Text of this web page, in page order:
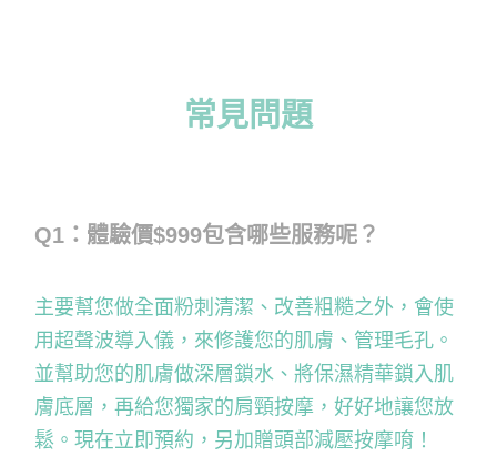
常見問題
Q1：體驗價$999包含哪些服務呢？
主要幫您做全面粉刺清潔、改善粗糙之外，會使
用超聲波導入儀，來修護您的肌膚、管理毛孔。
並幫助您的肌膚做深層鎖水、將保濕精華鎖入肌
膚底層，再給您獨家的肩頸按摩，好好地讓您放
鬆。現在立即預約，另加贈頭部減壓按摩唷！